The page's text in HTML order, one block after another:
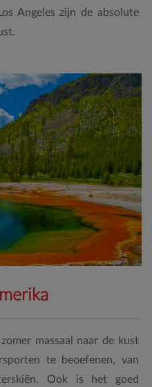
Angeles zijn de absolute
massaal naar de kust
te beoefenen, van
Ook is het goed